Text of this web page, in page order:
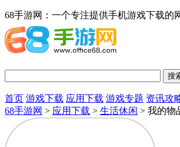
68手游网：一个专注提供手机游戏下载的
首页 游戏下载 应用下载 游戏专题 资讯攻
68手游网 > 应用下载 > 生活休闲 > 我的物